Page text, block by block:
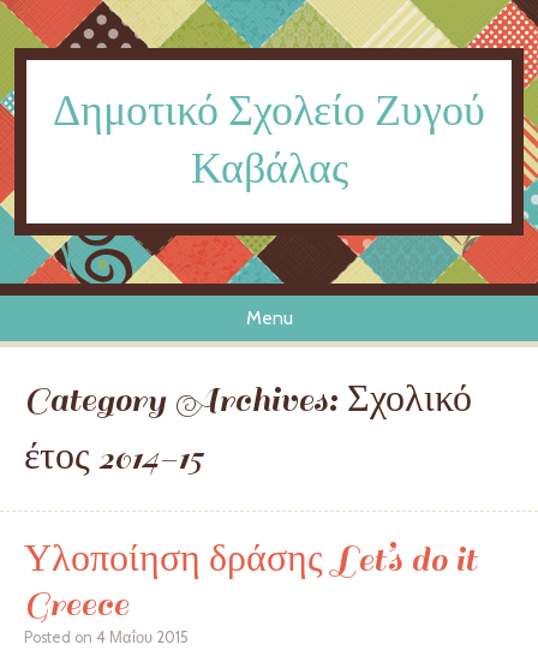
Δημοτικό Σχολείο Ζυγού
Καβάλας
Menu
Skip to content
Category Archives: Σχολικό
έτος 2014-15
Υλοποίηση δράσης Let’s do it
Greece
Posted on 4 Μαΐου 2015